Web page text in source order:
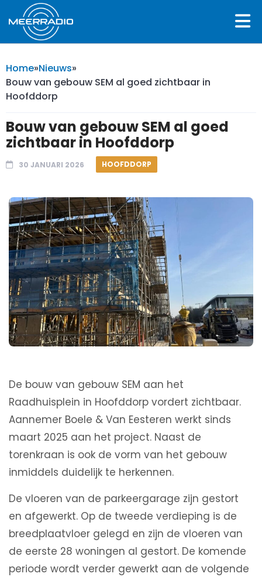
Home»Nieuws»
Bouw van gebouw SEM al goed zichtbaar in
Hoofddorp
Bouw van gebouw SEM al goed
zichtbaar in Hoofddorp
30 JANUARI 2026 HOOFDDORP
De bouw van gebouw SEM aan het
Raadhuisplein in Hoofddorp vordert zichtbaar.
Aannemer Boele & Van Eesteren werkt sinds
maart 2025 aan het project. Naast de
torenkraan is ook de vorm van het gebouw
inmiddels duidelijk te herkennen.
De vloeren van de parkeergarage zijn gestort
en afgewerkt. Op de tweede verdieping is de
breedplaatvloer gelegd en zijn de vloeren van
de eerste 28 woningen al gestort. De komende
periode wordt verder gewerkt aan de volgende